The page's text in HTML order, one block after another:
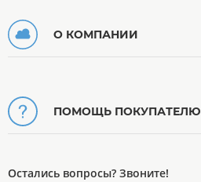
О КОМПАНИИ
ПОМОЩЬ ПОКУПАТЕЛЮ
Остались вопросы? Звоните!